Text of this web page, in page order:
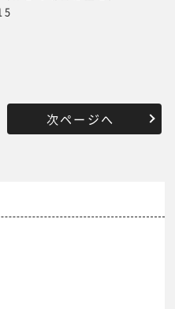
次ページへ